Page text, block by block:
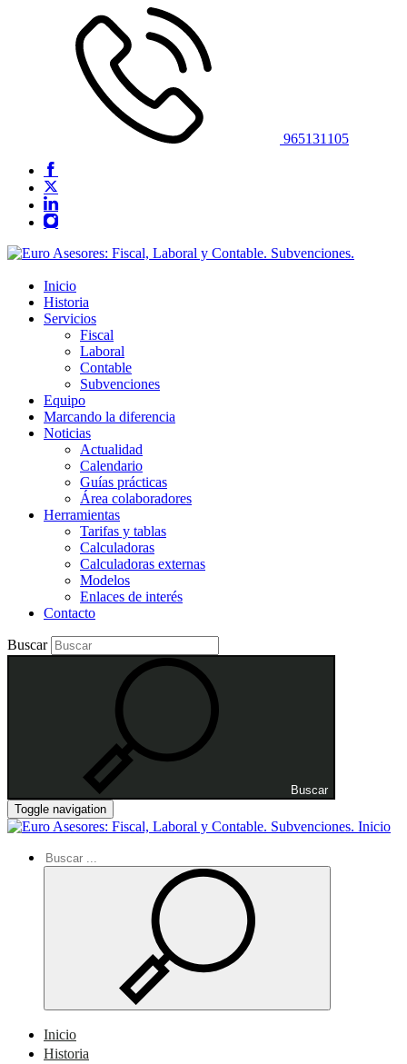
965131105
Inicio
Historia
Servicios
Fiscal
Laboral
Contable
Subvenciones
Equipo
Marcando la diferencia
Noticias
Actualidad
Calendario
Guías prácticas
Área colaboradores
Herramientas
Tarifas y tablas
Calculadoras
Calculadoras externas
Modelos
Enlaces de interés
Contacto
Buscar
Buscar
Toggle navigation
Inicio
Inicio
Historia